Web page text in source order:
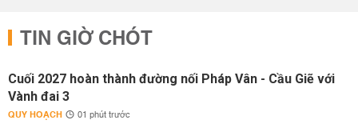
TIN GIỜ CHÓT
Cuối 2027 hoàn thành đường nối Pháp Vân - Cầu Giẽ với
Vành đai 3
QUY HOẠCH 01 phút trước